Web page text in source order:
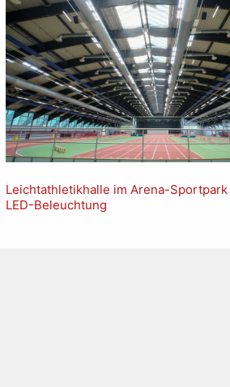
Leichtathletikhalle im Arena-
LED-Beleuchtung